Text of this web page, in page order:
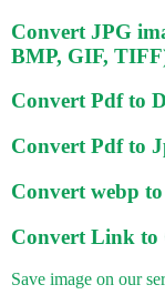
Convert JPG
BMP, GIF,
Convert Pdf to
Convert Pdf to
Convert webp
Convert Link to
Save image on our